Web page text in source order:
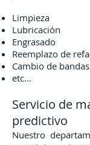
Limpieza
Lubricación
Engrasado
Reemplazo de
Cambio de bandas
etc...
Servicio de
predictivo
Nuestro